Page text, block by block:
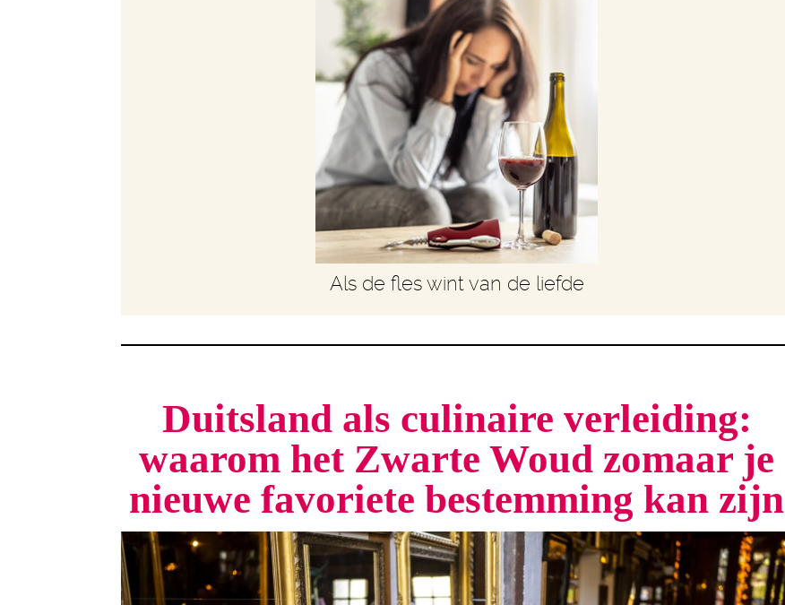
Als de fles wint van de liefde
Duitsland als culinaire verleiding:
waarom het Zwarte Woud zomaar je
nieuwe favoriete bestemming kan zijn